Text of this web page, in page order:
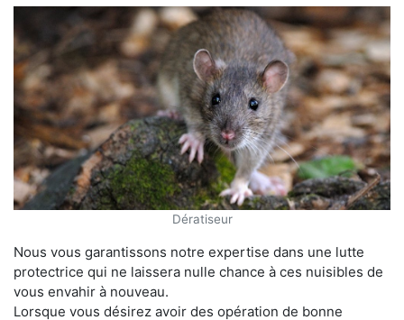
Dératiseur
Nous vous garantissons notre expertise dans une lutte
protectrice qui ne laissera nulle chance à ces nuisibles de
vous envahir à nouveau.
Lorsque vous désirez avoir des opération de bonne